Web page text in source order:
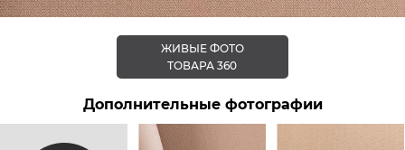
ЖИВЫЕ ФОТО
ТОВАРА 360
Дополнительные фотографии